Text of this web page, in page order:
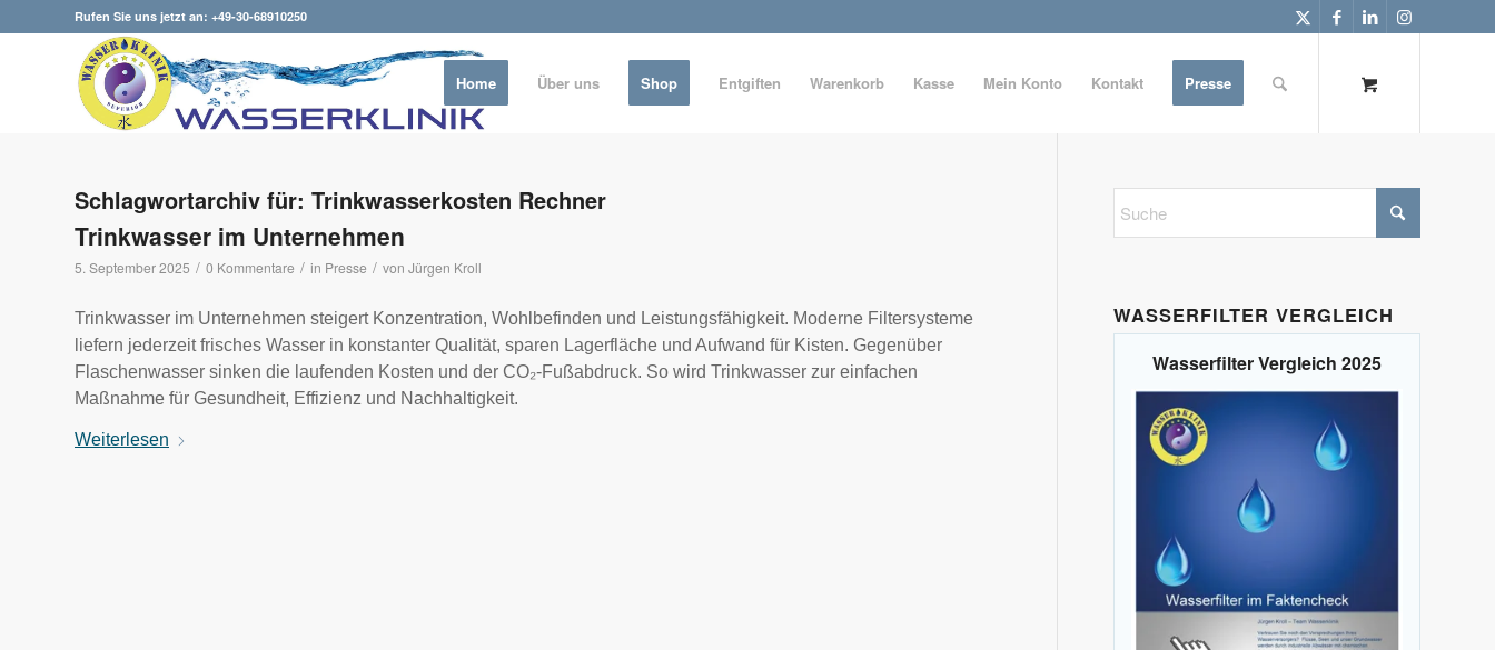
Rufen Sie uns jetzt an: +49-30-68910250
Home Über uns Shop Entgiften Warenkorb Kasse Mein Konto Kontakt Presse
Schlagwortarchiv für: Trinkwasserkosten Rechner
Trinkwasser im Unternehmen
5. September 2025 / 0 Kommentare / in Presse / von Jürgen Kroll
Trinkwasser im Unternehmen steigert Konzentration, Wohlbefinden und Leistungsfähigkeit. Moderne Filtersysteme
liefern jederzeit frisches Wasser in konstanter Qualität, sparen Lagerfläche und Aufwand für Kisten. Gegenüber
Flaschenwasser sinken die laufenden Kosten und der CO₂-Fußabdruck. So wird Trinkwasser zur einfachen
Maßnahme für Gesundheit, Effizienz und Nachhaltigkeit.
Weiterlesen
WASSERFILTER VERGLEICH
Wasserfilter Vergleich 2025